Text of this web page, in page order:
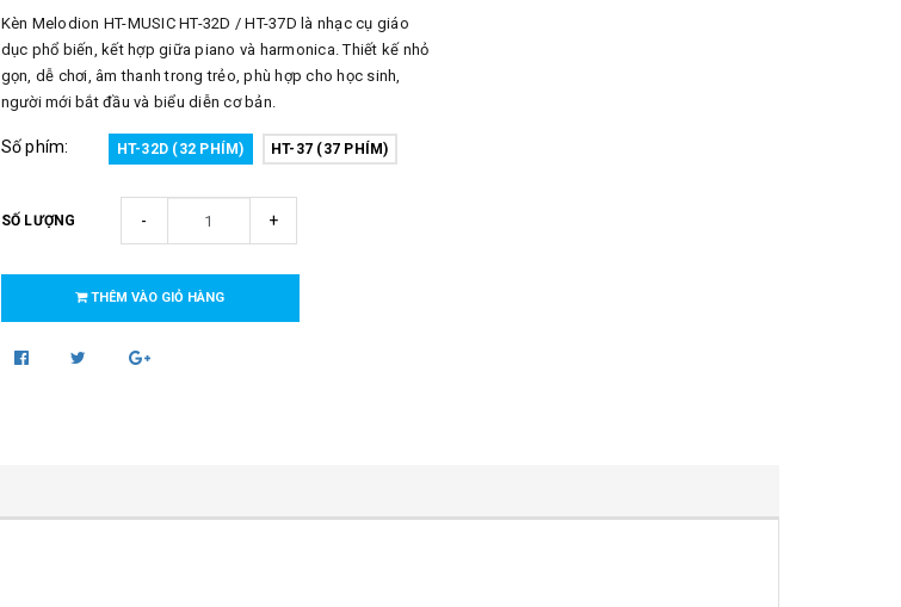
Kèn Melodion HT-MUSIC HT-32D / HT-37D là nhạc cụ giáo
dục phổ biến, kết hợp giữa piano và harmonica. Thiết kế nhỏ
gọn, dễ chơi, âm thanh trong trẻo, phù hợp cho học sinh,
người mới bắt đầu và biểu diễn cơ bản.
Số phím: HT-32D (32 PHÍM) HT-37 (37 PHÍM)
SỐ LƯỢNG - +
THÊM VÀO GIỎ HÀNG